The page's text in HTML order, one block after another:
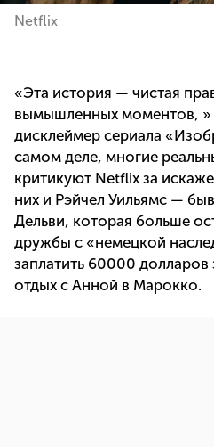
Netflix
«Эта история — чистая
вымышленных моментов, »
дисклеймер сериала
самом деле, многие
критикуют Netflix за
них и Рэйчел Уильямс —
Дельви, которая больше
дружбы с «немецкой
заплатить 60000 долларов
отдых с Анной в Марокко.